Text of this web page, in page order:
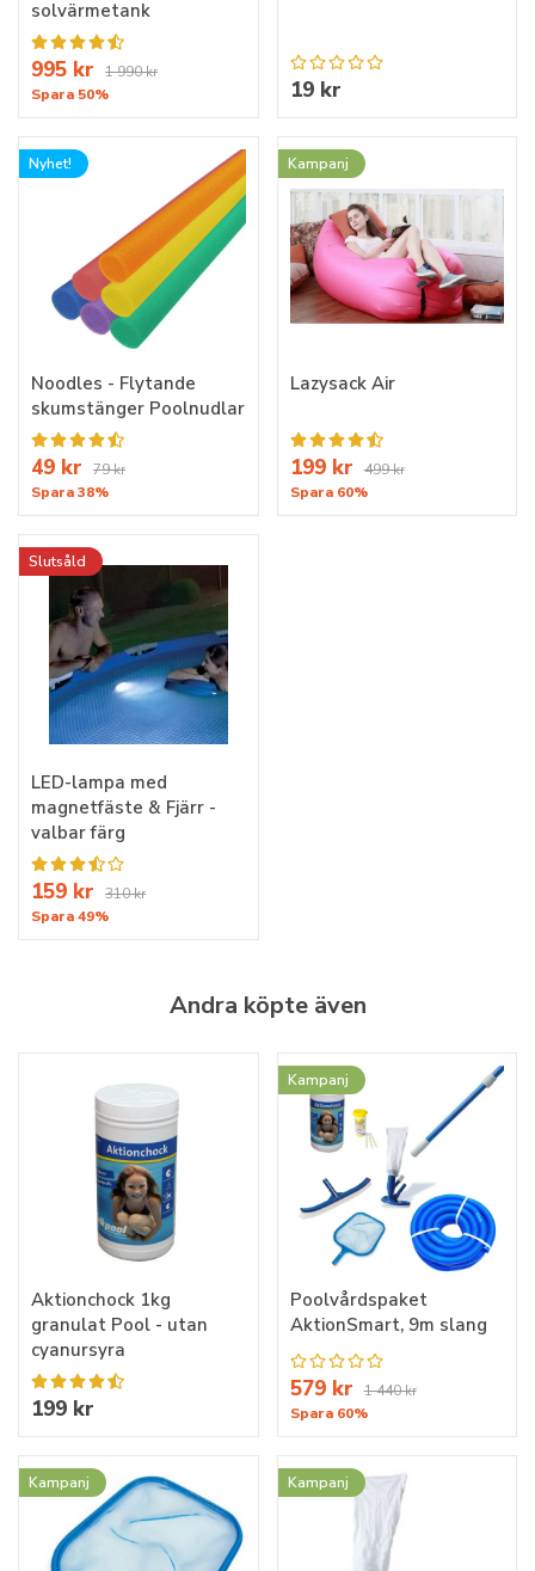
solvärmetank
995 kr
1 990 kr
Spara 50%
19 kr
Nyhet!
Noodles - Flytande
skumstänger Poolnudlar
49 kr
79 kr
Spara 38%
Kampanj
Lazysack Air
199 kr 499 kr
Spara 60%
Slutsåld
LED-lampa med
magnetfäste & Fjärr -
valbar färg
159 kr
310 kr
Spara 49%
Andra köpte även
Aktionchock 1kg
granulat Pool - utan
cyanursyra
199 kr
Kampanj
Poolvårdspaket
AktionSmart, 9m slang
579 kr 1 440 kr
Spara 60%
Kampanj Kampanj